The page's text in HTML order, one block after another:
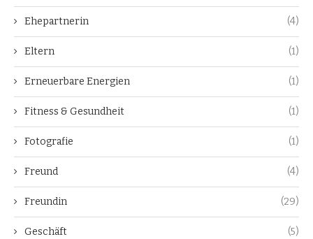
Ehepartnerin (4)
Eltern (1)
Erneuerbare Energien (1)
Fitness & Gesundheit (1)
Fotografie (1)
Freund (4)
Freundin (29)
Geschäft (5)